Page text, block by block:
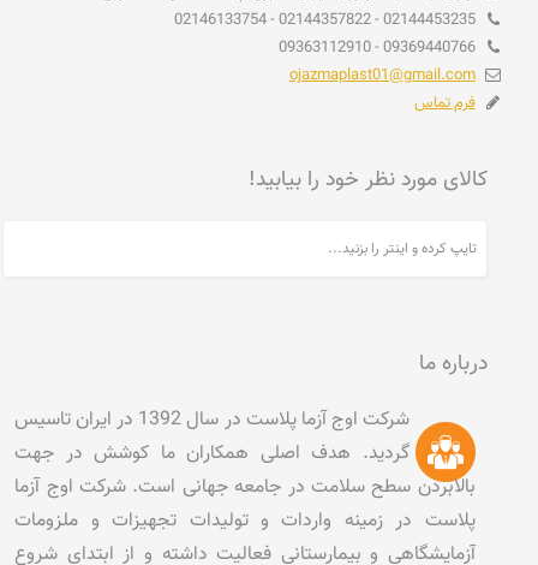
02144453235 - 02144357822 - 02146133754
09369440766 - 09363112910
ojazmaplast01@gmail.com
فرم تماس
کالای مورد نظر خود را بیابید!
درباره ما
شرکت اوج آزما پلاست در سال 1392 در ایران تاسیس
گردید. هدف اصلی همکاران ما کوشش در جهت
بالابردن سطح سلامت در جامعه جهانی است. شرکت اوج آزما
پلاست در زمینه واردات و تولیدات تجهیزات و ملزومات
آزمایشگاهی و بیمارستانی فعالیت داشته و از ابتدای شروع